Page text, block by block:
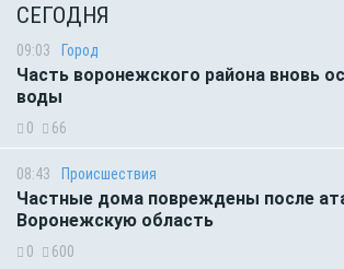
СЕГОДНЯ
09:03 Город
Часть воронежского района вновь
воды
0 66
08:43 Происшествия
Частные дома повреждены после
Воронежскую область
0 600